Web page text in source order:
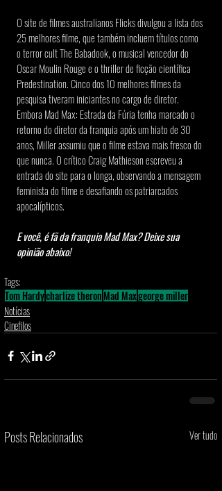
O site de filmes australianos Flicks divulgou a lista dos
25 melhores filme, que também incluem títulos como
o terror cult The Babadook, o musical vencedor do
Oscar Moulin Rouge e o thriller de ficção científica
Predestination. Cinco dos 10 melhores filmes da
pesquisa tiveram iniciantes no cargo de diretor.
Embora Mad Max: Estrada da Fúria tenha marcado o
retorno do diretor da franquia após um hiato de 30
anos, Miller assumiu que o filme estava mais fresco do
que nunca. O crítico Craig Mathieson escreveu a
entrada do site para o longa, observando a mensagem
feminista do filme e desafiando os patriarcados
apocalípticos.
E você, é fã da franquia Mad Max? Deixe sua
opinião abaixo!
Tags:
Tom Hardycharlize theronMad Maxgeorge miller
Notícias
Cinefilos
Posts Relacionados Ver tudo